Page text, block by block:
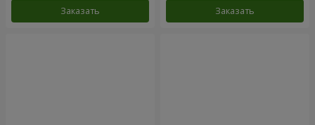
Заказать Заказать